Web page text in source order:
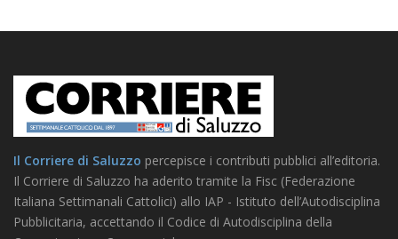
Il Corriere di Saluzzo percepisce i contributi pubblici all’editoria.
Il Corriere di Saluzzo ha aderito tramite la Fisc (Federazione
Italiana Settimanali Cattolici) allo IAP - Istituto dell’Autodisciplina
Pubblicitaria, accettando il Codice di Autodisciplina della